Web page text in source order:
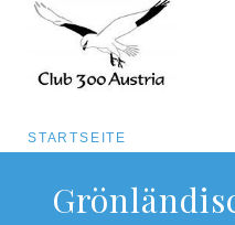
Direkt
Pfadnavigation
STARTSEITE